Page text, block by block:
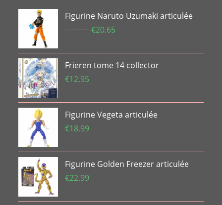
Figurine Naruto Uzumaki articulée
€33.74 Le
initial
était :
€20.65
actuel
est :
Frieren tome 14 collector
€12.95
Figurine Vegeta articulée
€18.99
Figurine Golden Freezer articulée
€22.99